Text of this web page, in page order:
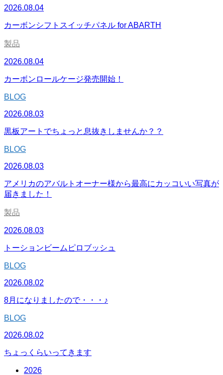
2026.08.04
カーボンシフトスイッチパネル for ABARTH
製品
2026.08.04
カーボンロールケージ発売開始！
BLOG
2026.08.03
黒板アートでちょっと息抜きしませんか？？
BLOG
2026.08.03
アメリカのアバルトオーナー様から最高にカッコいい写真が
届きました！
製品
2026.08.03
トーションビームピロブッシュ
BLOG
2026.08.02
8月になりましたので・・・♪
BLOG
2026.08.02
ちょっくらいってきます
2026